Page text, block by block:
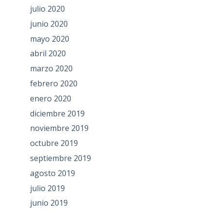
julio 2020
junio 2020
mayo 2020
abril 2020
marzo 2020
febrero 2020
enero 2020
diciembre 2019
noviembre 2019
octubre 2019
septiembre 2019
agosto 2019
julio 2019
junio 2019